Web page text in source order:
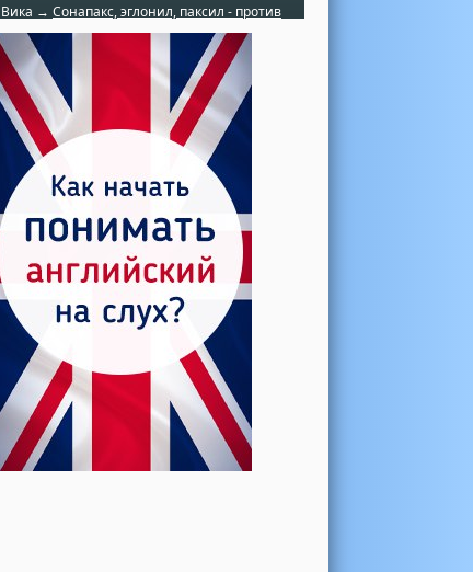
Вика → Сонапакс, эглонил, паксил - против
чего?
Катерина →
Боль в колене при нагрузке
Алла →Болят коленные суставы
Паша Щ. →
Боль в коленной чашечке
Ульяна Ф. →Болят и хрустят колени
Артемов Иван →
Болит и опухло колено
Чернов Игорь →Болят суставы при занятиях
спортом